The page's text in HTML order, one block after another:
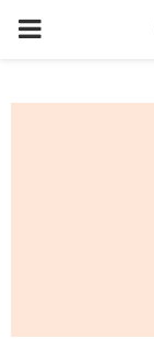
PRIMARY